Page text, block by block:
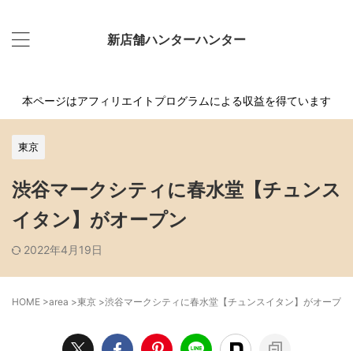
新店舗ハンターハンター
本ページはアフィリエイトプログラムによる収益を得ています
東京
渋谷マークシティに春水堂【チュンス
イタン】がオープン
2022年4月19日
HOME >area >東京 >渋谷マークシティに春水堂【チュンスイタン】がオープン